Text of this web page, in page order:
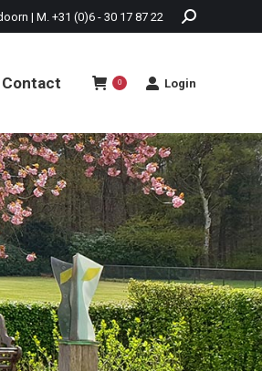
| M. +31 (0)6 - 30 17 87 22
Contact 0 Login
Contact Login